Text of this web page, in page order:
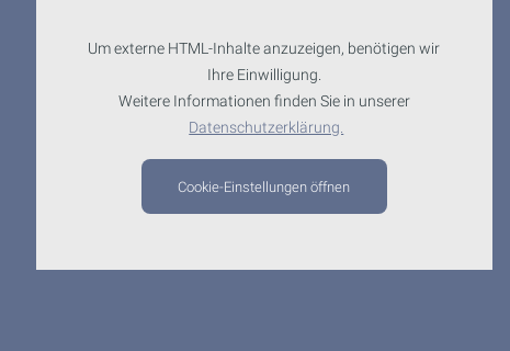
Um externe HTML-Inhalte anzuzeigen, benötigen wir
Ihre Einwilligung.
Weitere Informationen finden Sie in unserer
Datenschutzerklärung.
Cookie-Einstellungen öffnen